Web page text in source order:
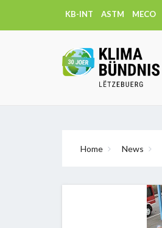
KB-INT ASTM MECO
Home News